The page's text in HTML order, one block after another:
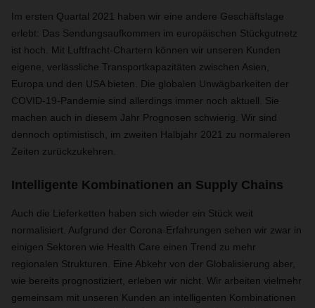
Im ersten Quartal 2021 haben wir eine andere Geschäftslage
erlebt: Das Sendungsaufkommen im europäischen Stückgutnetz
ist hoch. Mit Luftfracht-Chartern können wir unseren Kunden
eigene, verlässliche Transportkapazitäten zwischen Asien,
Europa und den USA bieten. Die globalen Unwägbarkeiten der
COVID-19-Pandemie sind allerdings immer noch aktuell. Sie
machen auch in diesem Jahr Prognosen schwierig. Wir sind
dennoch optimistisch, im zweiten Halbjahr 2021 zu normaleren
Zeiten zurückzukehren.
Intelligente Kombinationen an Supply Chains
Auch die Lieferketten haben sich wieder ein Stück weit
normalisiert. Aufgrund der Corona-Erfahrungen sehen wir zwar in
einigen Sektoren wie Health Care einen Trend zu mehr
regionalen Strukturen. Eine Abkehr von der Globalisierung aber,
wie bereits prognostiziert, erleben wir nicht. Wir arbeiten vielmehr
gemeinsam mit unseren Kunden an intelligenten Kombinationen